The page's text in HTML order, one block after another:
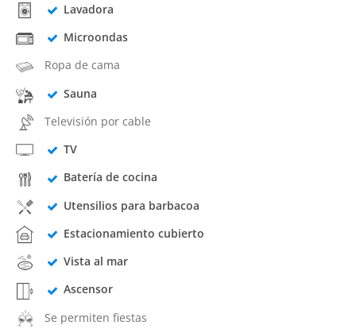
Lavadora
Microondas
Ropa de cama
Sauna
Televisión por cable
TV
Batería de cocina
Utensilios para barbacoa
Estacionamiento cubierto
Vista al mar
Ascensor
Se permiten fiestas